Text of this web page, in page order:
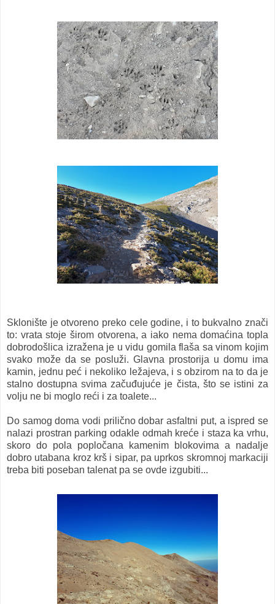
Sklonište je otvoreno preko cele godine, i to bukvalno znači
to: vrata stoje širom otvorena, a iako nema domaćina topla
dobrodošlica izražena je u vidu gomila flaša sa vinom kojim
svako može da se posluži. Glavna prostorija u domu ima
kamin, jednu peć i nekoliko ležajeva, i s obzirom na to da je
stalno dostupna svima začuđujuće je čista, što se istini za
volju ne bi moglo reći i za toalete...
Do samog doma vodi prilično dobar asfaltni put, a ispred se
nalazi prostran parking odakle odmah kreće i staza ka vrhu,
skoro do pola popločana kamenim blokovima a nadalje
dobro utabana kroz krš i sipar, pa uprkos skromnoj markaciji
treba biti poseban talenat pa se ovde izgubiti...